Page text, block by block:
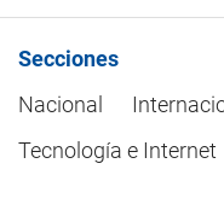
Secciones
Nacional
Tecnología e Internet